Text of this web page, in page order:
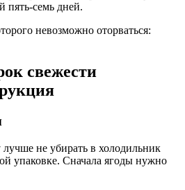
пять-семь дней.
невозможно оторваться:
свежести
не убирать в холодильник
упаковке. Сначала ягоды нужно